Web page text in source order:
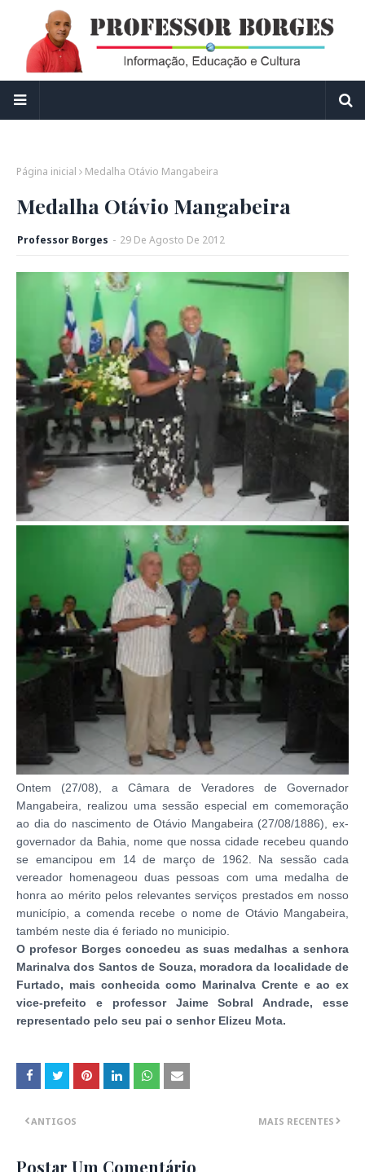
Página inicial Medalha Otávio Mangabeira
Medalha Otávio Mangabeira
Professor Borges - 29 De Agosto De 2012
Ontem (27/08), a Câmara de Veradores de Governador
Mangabeira, realizou uma sessão especial em comemoração
ao dia do nascimento de Otávio Mangabeira (27/08/1886), ex-
governador da Bahia, nome que nossa cidade recebeu quando
se emancipou em 14 de março de 1962. Na sessão cada
vereador homenageou duas pessoas com uma medalha de
honra ao mérito pelos relevantes serviços prestados em nosso
município, a comenda recebe o nome de Otávio Mangabeira,
também neste dia é feriado no municipio.
O profesor Borges concedeu as suas medalhas a senhora
Marinalva dos Santos de Souza, moradora da localidade de
Furtado, mais conhecida como Marinalva Crente e ao ex
vice-prefeito e professor Jaime Sobral Andrade, esse
representado pelo seu pai o senhor Elizeu Mota.
MAIS RECENTES
ANTIGOS
Postar Um Comentário